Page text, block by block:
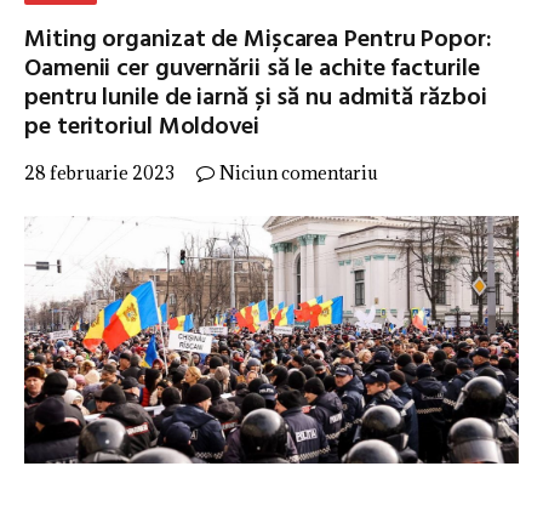
Miting organizat de Mișcarea Pentru Popor:
Oamenii cer guvernării să le achite facturile
pentru lunile de iarnă și să nu admită război
pe teritoriul Moldovei
28 februarie 2023 Niciun comentariu